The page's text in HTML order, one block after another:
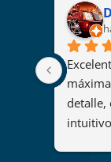
detalle,